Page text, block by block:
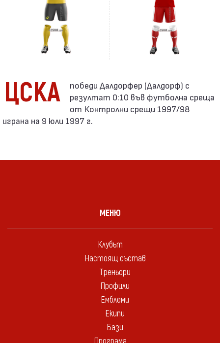
ЦСКА
резултат 0:10 във футболна среща
от Контролни срещи 1997/98
играна на 9 юли 1997 г.
МЕНЮ
Клубът
Настоящ състав
Треньори
Профили
Емблеми
Екипи
Бази